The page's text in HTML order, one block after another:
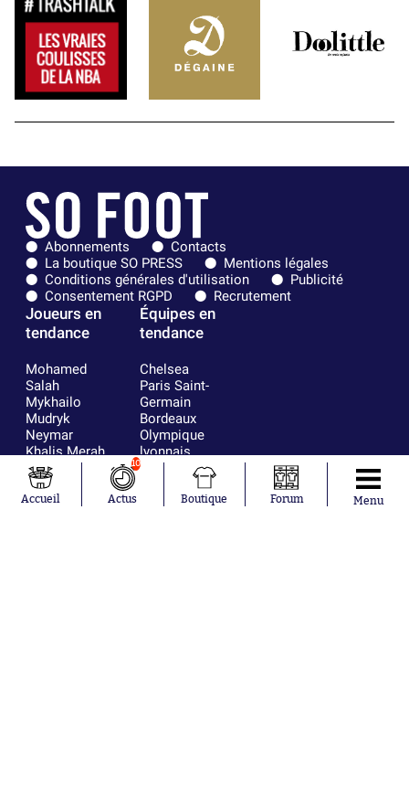
Abonnements
Contacts
La boutique SO PRESS
Mentions légales
Conditions générales d'utilisation
Publicité
Consentement RGPD
Recrutement
Joueurs en
tendance
Mohamed
Salah
Mykhailo
Mudryk
Neymar
Khalis Merah
Loïs Openda
Moussa
Niakhaté
Équipes en
tendance
Chelsea
Paris Saint-
Germain
Bordeaux
Olympique
lyonnais
FIFA
Real Madrid
RC Strasbourg
Accueil
10
Actus Boutique Forum Menu